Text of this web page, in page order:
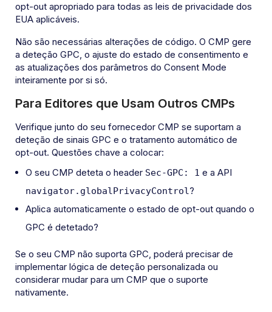
opt-out apropriado para todas as leis de privacidade dos
EUA aplicáveis.
Não são necessárias alterações de código. O CMP gere
a deteção GPC, o ajuste do estado de consentimento e
as atualizações dos parâmetros do Consent Mode
inteiramente por si só.
Para Editores que Usam Outros CMPs
Verifique junto do seu fornecedor CMP se suportam a
deteção de sinais GPC e o tratamento automático de
opt-out. Questões chave a colocar:
O seu CMP deteta o header Sec-GPC: 1 e a API
navigator.globalPrivacyControl?
Aplica automaticamente o estado de opt-out quando o
GPC é detetado?
Se o seu CMP não suporta GPC, poderá precisar de
implementar lógica de deteção personalizada ou
considerar mudar para um CMP que o suporte
nativamente.